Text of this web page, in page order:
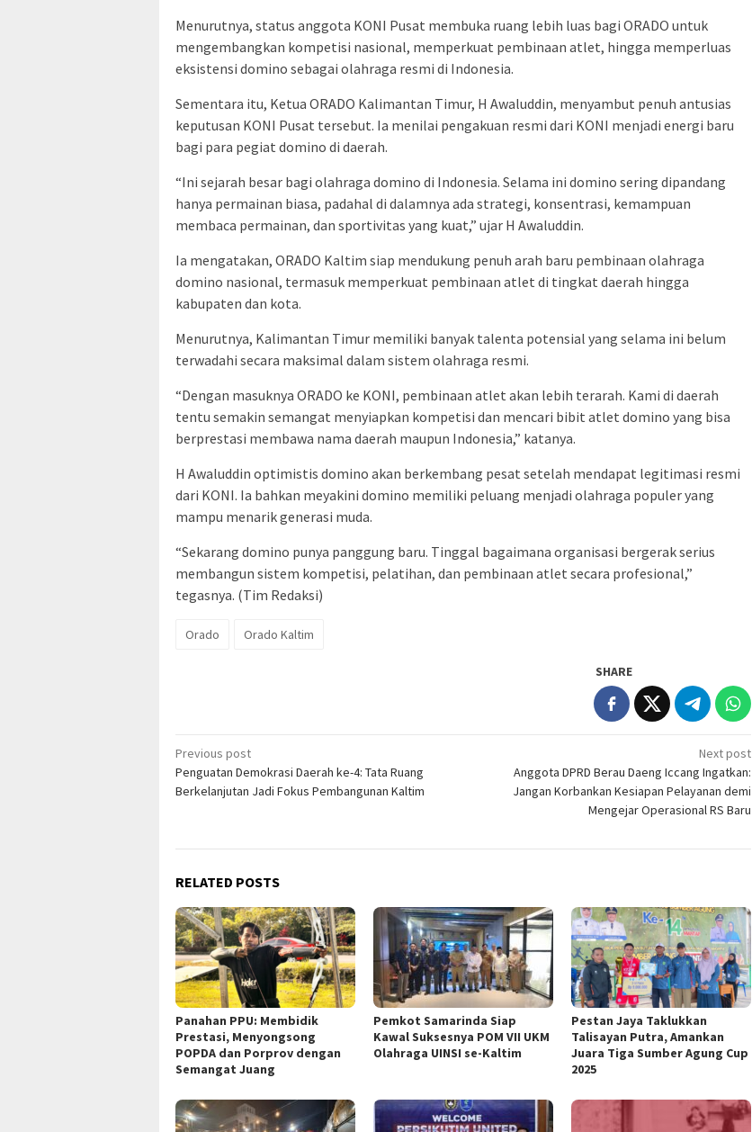
Menurutnya, status anggota KONI Pusat membuka ruang lebih luas bagi ORADO untuk
mengembangkan kompetisi nasional, memperkuat pembinaan atlet, hingga memperluas
eksistensi domino sebagai olahraga resmi di Indonesia.
Sementara itu, Ketua ORADO Kalimantan Timur, H Awaluddin, menyambut penuh antusias
keputusan KONI Pusat tersebut. Ia menilai pengakuan resmi dari KONI menjadi energi baru
bagi para pegiat domino di daerah.
“Ini sejarah besar bagi olahraga domino di Indonesia. Selama ini domino sering dipandang
hanya permainan biasa, padahal di dalamnya ada strategi, konsentrasi, kemampuan
membaca permainan, dan sportivitas yang kuat,” ujar H Awaluddin.
Ia mengatakan, ORADO Kaltim siap mendukung penuh arah baru pembinaan olahraga
domino nasional, termasuk memperkuat pembinaan atlet di tingkat daerah hingga
kabupaten dan kota.
Menurutnya, Kalimantan Timur memiliki banyak talenta potensial yang selama ini belum
terwadahi secara maksimal dalam sistem olahraga resmi.
“Dengan masuknya ORADO ke KONI, pembinaan atlet akan lebih terarah. Kami di daerah
tentu semakin semangat menyiapkan kompetisi dan mencari bibit atlet domino yang bisa
berprestasi membawa nama daerah maupun Indonesia,” katanya.
H Awaluddin optimistis domino akan berkembang pesat setelah mendapat legitimasi resmi
dari KONI. Ia bahkan meyakini domino memiliki peluang menjadi olahraga populer yang
mampu menarik generasi muda.
“Sekarang domino punya panggung baru. Tinggal bagaimana organisasi bergerak serius
membangun sistem kompetisi, pelatihan, dan pembinaan atlet secara profesional,”
tegasnya. (Tim Redaksi)
Orado Orado Kaltim
SHARE
Post
navigation
Previous post
Penguatan Demokrasi Daerah ke-4: Tata Ruang
Berkelanjutan Jadi Fokus Pembangunan Kaltim
Next post
Anggota DPRD Berau Daeng Iccang Ingatkan:
Jangan Korbankan Kesiapan Pelayanan demi
Mengejar Operasional RS Baru
RELATED POSTS
Panahan PPU: Membidik
Prestasi, Menyongsong
POPDA dan Porprov dengan
Semangat Juang
Pemkot Samarinda Siap
Kawal Suksesnya POM VII UKM
Olahraga UINSI se-Kaltim
Pestan Jaya Taklukkan
Talisayan Putra, Amankan
Juara Tiga Sumber Agung Cup
2025